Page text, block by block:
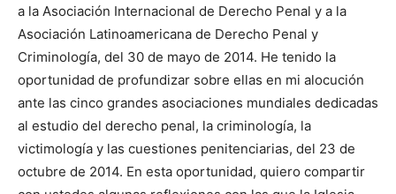
a la Asociación Internacional de Derecho Penal y a la
Asociación Latinoamericana de Derecho Penal y
Criminología, del 30 de mayo de 2014. He tenido la
oportunidad de profundizar sobre ellas en mi alocución
ante las cinco grandes asociaciones mundiales dedicadas
al estudio del derecho penal, la criminología, la
victimología y las cuestiones penitenciarias, del 23 de
octubre de 2014. En esta oportunidad, quiero compartir